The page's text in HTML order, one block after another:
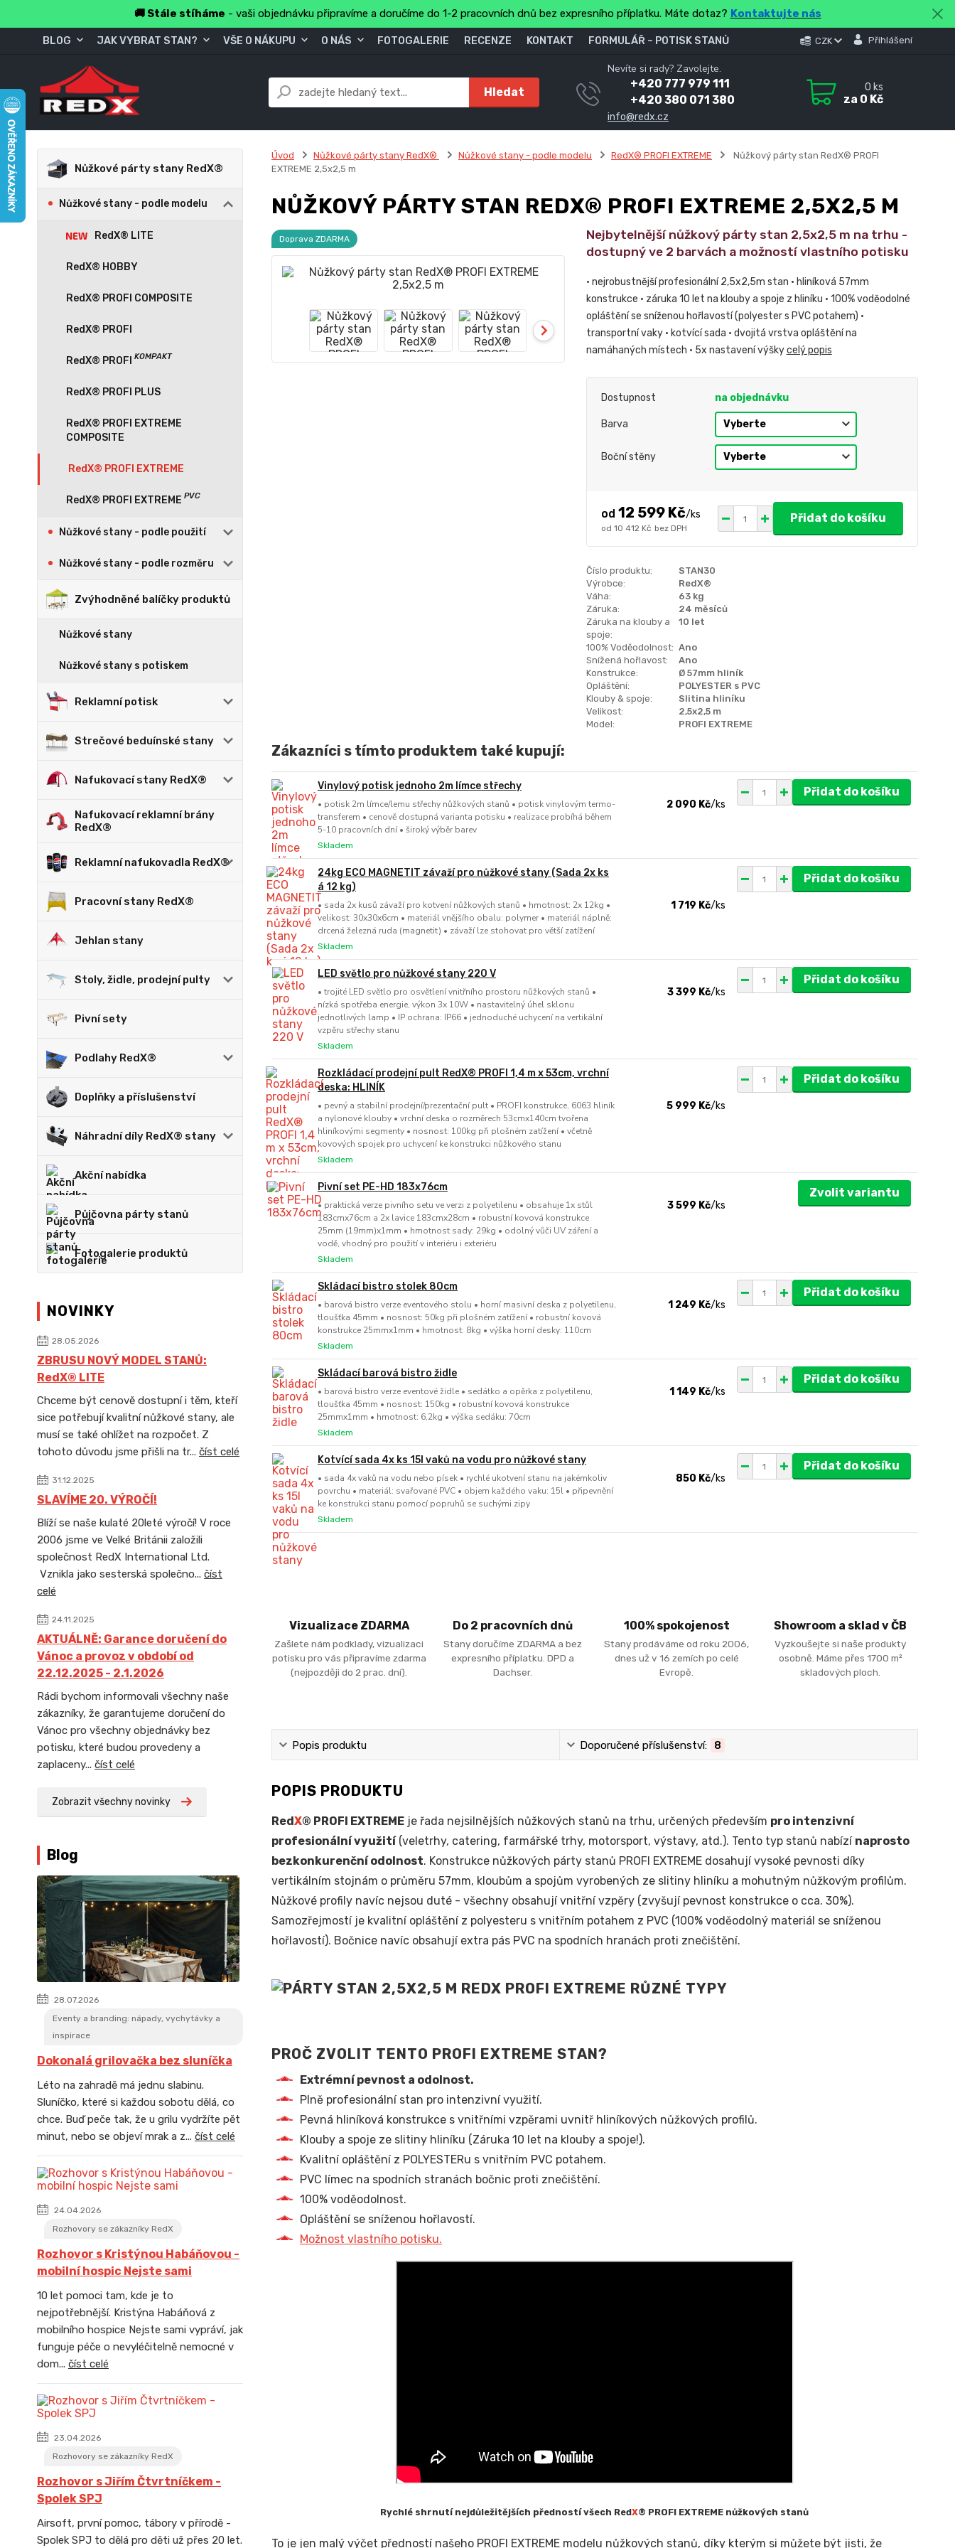
🚚 Stále stíháme - vaši objednávku připravíme a doručíme do 1-2 pracovních dnů bez expresního příplatku. Máte dotaz? Kontaktujte nás
BLOG JAK VYBRAT STAN? VŠE O NÁKUPU O NÁS FOTOGALERIE RECENZE KONTAKT FORMULÁŘ – POTISK STANŮ CZK Přihlášení
Hledat
Nevíte si rady? Zavolejte.
+420 777 979 111
+420 380 071 380
info@redx.cz
0 ks
za 0 Kč
Nůžkové párty stany RedX®
Nůžkové stany - podle modelu
RedX® LITE
RedX® HOBBY
RedX® PROFI COMPOSITE
RedX® PROFI
RedX® PROFI PLUS
RedX® PROFI EXTREME
COMPOSITE
RedX® PROFI EXTREME
Nůžkové stany - podle použití
Nůžkové stany - podle rozměru
Zvýhodněné balíčky produktů
Nůžkové stany
Nůžkové stany s potiskem
Reklamní potisk
Strečové beduínské stany
Nafukovací stany RedX®
Nafukovací reklamní brány
RedX®
Reklamní nafukovadla RedX®
Pracovní stany RedX®
Jehlan stany
Stoly, židle, prodejní pulty
Pivní sety
Podlahy RedX®
Doplňky a příslušenství
Náhradní díly RedX® stany
Akční nabídka
Půjčovna párty stanů
Fotogalerie produktů
NOVINKY
28.05.2026
ZBRUSU NOVÝ MODEL STANŮ:
RedX® LITE
Chceme být cenově dostupní i těm, kteří
sice potřebují kvalitní nůžkové stany, ale
musí se také ohlížet na rozpočet. Z
tohoto důvodu jsme přišli na tr... číst celé
31.12.2025
SLAVÍME 20. VÝROČÍ!
Blíží se naše kulaté 20leté výročí! V roce
2006 jsme ve Velké Británii založili
společnost RedX International Ltd.
Vznikla jako sesterská společno... číst
celé
24.11.2025
AKTUÁLNĚ: Garance doručení do
Vánoc a provoz v období od
22.12.2025 - 2.1.2026
Rádi bychom informovali všechny naše
zákazníky, že garantujeme doručení do
Vánoc pro všechny objednávky bez
potisku, které budou provedeny a
zaplaceny... číst celé
Zobrazit všechny novinky
Blog
28.07.2026
Eventy a branding: nápady, vychytávky a
inspirace
Dokonalá grilovačka bez sluníčka
Léto na zahradě má jednu slabinu.
Sluníčko, které si každou sobotu dělá, co
chce. Buď peče tak, že u grilu vydržíte pět
minut, nebo se objeví mrak a z... číst celé
24.04.2026
Rozhovory se zákazníky RedX
Rozhovor s Kristýnou Habáňovou -
mobilní hospic Nejste sami
10 let pomoci tam, kde je to
nejpotřebnější. Kristýna Habáňová z
mobilního hospice Nejste sami vypráví, jak
funguje péče o nevyléčitelně nemocné v
dom... číst celé
23.04.2026
Rozhovory se zákazníky RedX
Rozhovor s Jiřím Čtvrtníčkem -
Spolek SPJ
Airsoft, první pomoc, tábory v přírodě -
Spolek SPJ to dělá pro děti už přes 20 let.
Úvod Nůžkové párty stany RedX® Nůžkové stany - podle modelu RedX® PROFI EXTREME
Nůžkový párty stan RedX® PROFI
EXTREME 2,5x2,5 m
NŮŽKOVÝ PÁRTY STAN REDX® PROFI EXTREME 2,5X2,5 M
Doprava ZDARMA
Nejbytelnější nůžkový párty stan 2,5x2,5 m na trhu -
dostupný ve 2 barvách a možností vlastního potisku
• nejrobustnější profesionální 2,5x2,5m stan • hliníková 57mm
konstrukce • záruka 10 let na klouby a spoje z hliníku • 100% voděodolné
opláštění se sníženou hořlavostí (polyester s PVC potahem) •
transportní vaky • kotvící sada • dvojitá vrstva opláštění na
namáhaných místech • 5x nastavení výškycelý popis
Dostupnost na objednávku
Barva
Boční stěny
12 599 Kč/ks
od 10 412 Kč bez DPH
Přidat do košíku
Číslo produktu:
STAN30
Výrobce:
RedX®
Váha:
63 kg
Záruka:
24 měsíců
Záruka na klouby a
spoje:
10 let
100% Voděodolnost: Ano
Snížená hořlavost:
Ano
Konstrukce:
Ø 57mm hliník
Opláštění:
POLYESTER s PVC
Klouby & spoje:
Slitina hliníku
Velikost:
2,5x2,5 m
Model:
PROFI EXTREME
Zákazníci s tímto produktem také kupují:
Vinylový potisk jednoho 2m límce střechy
• potisk 2m límce/lemu střechy nůžkových stanů • potisk vinylovým termo-
transferem • cenově dostupná varianta potisku • realizace probíhá během
5-10 pracovních dní • široký výběr barev
2 090 Kč/ks
Skladem
Přidat do košíku
24kg ECO MAGNETIT závaží pro nůžkové stany (Sada 2x ks
á 12 kg)
• sada 2x kusů závaží pro kotvení nůžkových stanů • hmotnost: 2x 12kg •
velikost: 30x30x6cm • materiál vnějšího obalu: polymer • materiál náplně:
drcená železná ruda (magnetit) • závaží lze stohovat pro větší zatížení
1 719 Kč/ks
Skladem
Přidat do košíku
LED světlo pro nůžkové stany 220 V
• trojité LED světlo pro osvětlení vnitřního prostoru nůžkových stanů •
nízká spotřeba energie, výkon 3x 10W • nastavitelný úhel sklonu
jednotlivých lamp • IP ochrana: IP66 • jednoduché uchycení na vertikální
vzpěru střechy stanu
3 399 Kč/ks
Skladem
Přidat do košíku
Rozkládací prodejní pult RedX® PROFI 1,4 m x 53cm, vrchní
deska: HLINÍK
• pevný a stabilní prodejní/prezentační pult • PROFI konstrukce, 6063 hliník
a nylonové klouby • vrchní deska o rozměrech 53cmx140cm tvořena
hliníkovými segmenty • nosnost: 100kg při plošném zatížení • včetně
kovových spojek pro uchycení ke konstrukci nůžkového stanu
5 999 Kč/ks
Skladem
Přidat do košíku
Pivní set PE-HD 183x76cm
• praktická verze pivního setu ve verzi z polyetilenu • obsahuje 1x stůl
183cmx76cm a 2x lavice 183cmx28cm • robustní kovová konstrukce
25mm (19mm)x1mm • hmotnost sady: 29kg • odolný vůči UV záření a
vodě, vhodný pro použití v interiéru i exteriéru
3 599 Kč/ks
Skladem
Zvolit variantu
Skládací bistro stolek 80cm
• barová bistro verze eventového stolu • horní masivní deska z polyetilenu,
tloušťka 45mm • nosnost: 50kg při plošném zatížení • robustní kovová
konstrukce 25mmx1mm • hmotnost: 8kg • výška horní desky: 110cm
1 249 Kč/ks
Skladem
Přidat do košíku
Skládací barová bistro židle
• barová bistro verze eventové židle • sedátko a opěrka z polyetilenu,
tloušťka 45mm • nosnost: 150kg • robustní kovová konstrukce
25mmx1mm • hmotnost: 6,2kg • výška sedáku: 70cm
1 149 Kč/ks
Skladem
Přidat do košíku
Kotvící sada 4x ks 15l vaků na vodu pro nůžkové stany
• sada 4x vaků na vodu nebo písek • rychlé ukotvení stanu na jakémkoliv
povrchu • materiál: svařované PVC • objem každého vaku: 15l • připevnění
ke konstrukci stanu pomocí popruhů se suchými zipy
850 Kč/ks
Skladem
Přidat do košíku
Vizualizace ZDARMA
Zašlete nám podklady, vizualizaci
potisku pro vás připravíme zdarma
(nejpozději do 2 prac. dní).
Do 2 pracovních dnů
Stany doručíme ZDARMA a bez
expresního příplatku. DPD a
Dachser.
100% spokojenost
Stany prodáváme od roku 2006,
dnes už v 16 zemích po celé
Evropě.
Showroom a sklad v ČB
Vyzkoušejte si naše produkty
osobně. Máme přes 1700 m²
skladových ploch.
Popis produktu Doporučené příslušenství: 8
POPIS PRODUKTU
RedX® PROFI EXTREMEje řada nejsilnějších nůžkových stanů na trhu, určených především pro intenzivní
profesionální využití(veletrhy, catering, farmářské trhy, motorsport, výstavy, atd.). Tento typ stanů nabízí naprosto
bezkonkurenční odolnost. Konstrukce nůžkových párty stanů PROFI EXTREME dosahují vysoké pevnosti díky
vertikálním stojnám o průměru 57mm, kloubům a spojům vyrobených ze slitiny hliníku a mohutným nůžkovým profilům.
Nůžkové profily navíc nejsou duté - všechny obsahují vnitřní vzpěry (zvyšují pevnost konstrukce o cca. 30%).
Samozřejmostí je kvalitní opláštění z polyesteru s vnitřním potahem z PVC (100% voděodolný materiál se sníženou
hořlavostí). Bočnice navíc obsahují extra pás PVC na spodních hranách proti znečištění.
PROČ ZVOLIT TENTO PROFI EXTREME STAN?
Extrémní pevnost a odolnost.
Plně profesionální stan pro intenzivní využití.
Pevná hliníková konstrukce s vnitřními vzpěrami uvnitř hliníkových nůžkových profilů.
Klouby a spoje ze slitiny hliníku (Záruka 10 let na klouby a spoje!).
Kvalitní opláštění z POLYESTERu s vnitřním PVC potahem.
PVC límec na spodních stranách bočnic proti znečištění.
100% voděodolnost.
Opláštění se sníženou hořlavostí.
Možnost vlastního potisku.
Rychlé shrnutí nejdůležitějších předností všech RedX® PROFI EXTREME nůžkových stanů
To je jen malý výčet předností našeho PROFI EXTREME modelu nůžkových stanů, díky kterým si můžete být jisti, že